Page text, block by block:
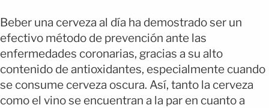
Beber una cerveza al día ha demostrado ser un
efectivo método de prevención ante las
enfermedades coronarias, gracias a su alto
contenido de antioxidantes, especialmente cuando
se consume cerveza oscura. Así, tanto la cerveza
como el vino se encuentran a la par en cuanto a